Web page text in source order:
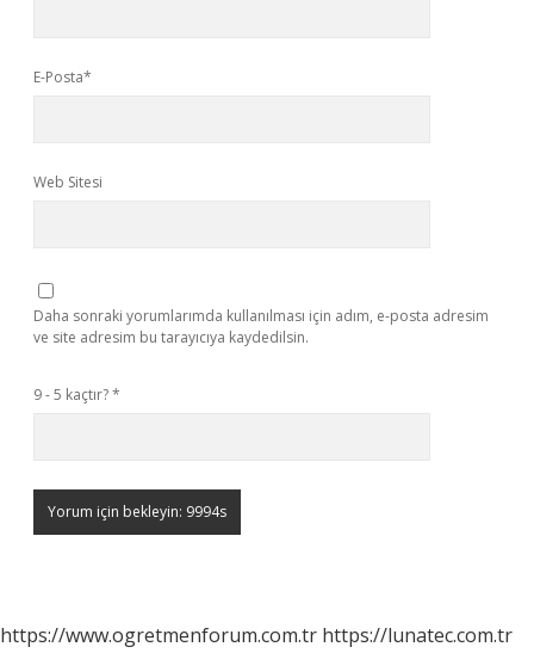
E-Posta*
Web Sitesi
Daha sonraki yorumlarımda kullanılması için adım, e-posta adresim
ve site adresim bu tarayıcıya kaydedilsin.
9 - 5 kaçtır?*
https://www.ogretmenforum.com.tr https://lunatec.com.tr